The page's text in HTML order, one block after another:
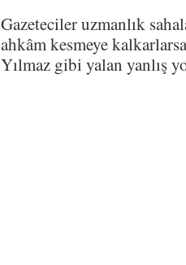
Gazeteciler uzmanlık
ahkâm kesmeye
Yılmaz gibi yalan yanlış